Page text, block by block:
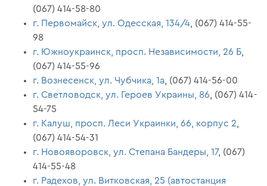
(067) 414-58-80
г. Первомайск, ул. Одесская, 134/4 , (067) 414-55-
98
г. Южноукраинск, просп. Независимости, 26 Б
(067) 414-55-96
г. Вознесенск, ул. Чубчика, 1а , (067) 414-56-00
г. Светловодск, ул. Героев Украины, 86 , (067) 414-
54-75
г. Калуш, просп. Леси Украинки, 66, корпус 2
(067) 414-54-31
г. Новояворовск, ул. Степана Бандеры, 17, (067)
414-55-48
г. Радехов, ул. Витковская, 25 (автостанция